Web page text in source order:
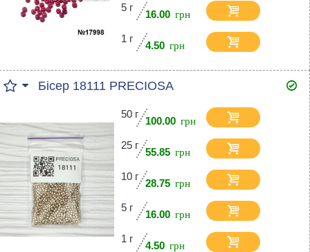
5 г
16.00
1 г
4.50
Бісер 18111 PRECIOSA
50 г
100.00
25 г
55.85
10 г
28.75
5 г
16.00
1 г
4.50